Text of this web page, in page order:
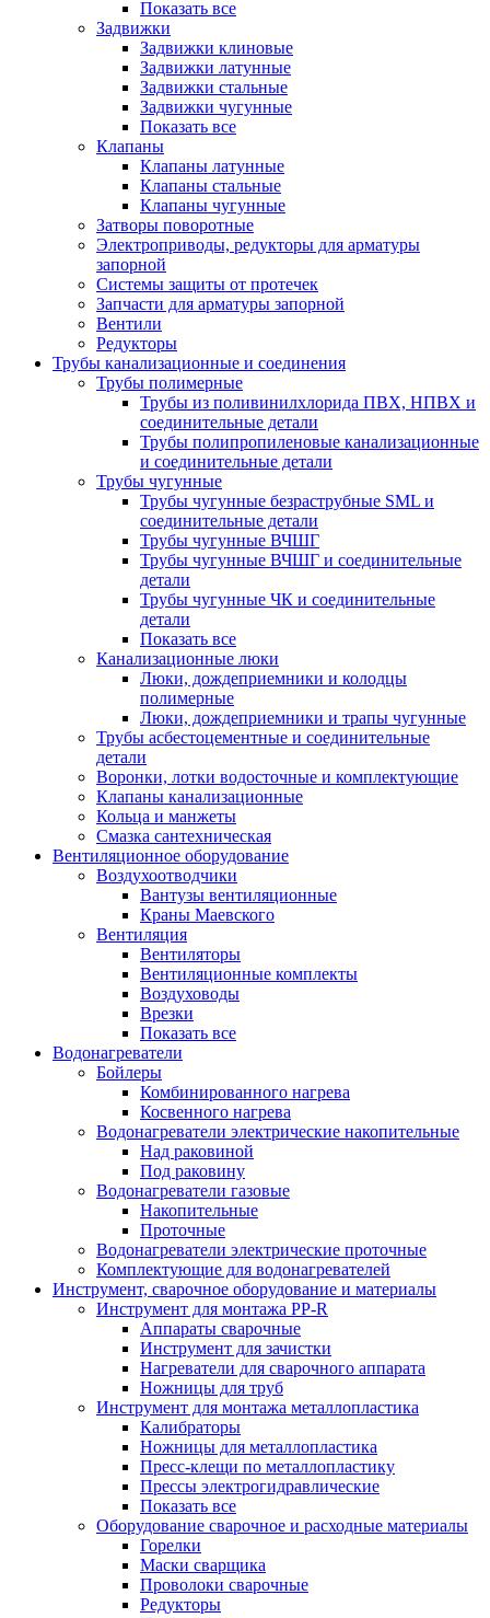
Показать все
Задвижки
Задвижки клиновые
Задвижки латунные
Задвижки стальные
Задвижки чугунные
Показать все
Клапаны
Клапаны латунные
Клапаны стальные
Клапаны чугунные
Затворы поворотные
Электроприводы, редукторы для арматуры
запорной
Системы защиты от протечек
Запчасти для арматуры запорной
Вентили
Редукторы
Трубы канализационные и соединения
Трубы полимерные
Трубы из поливинилхлорида ПВХ, НПВХ и
соединительные детали
Трубы полипропиленовые канализационные
и соединительные детали
Трубы чугунные
Трубы чугунные безраструбные SML и
соединительные детали
Трубы чугунные ВЧШГ
Трубы чугунные ВЧШГ и соединительные
детали
Трубы чугунные ЧК и соединительные
детали
Показать все
Канализационные люки
Люки, дождеприемники и колодцы
полимерные
Люки, дождеприемники и трапы чугунные
Трубы асбестоцементные и соединительные
детали
Воронки, лотки водосточные и комплектующие
Клапаны канализационные
Кольца и манжеты
Смазка сантехническая
Вентиляционное оборудование
Воздухоотводчики
Вантузы вентиляционные
Краны Маевского
Вентиляция
Вентиляторы
Вентиляционные комплекты
Воздуховоды
Врезки
Показать все
Водонагреватели
Бойлеры
Комбинированного нагрева
Косвенного нагрева
Водонагреватели электрические накопительные
Над раковиной
Под раковину
Водонагреватели газовые
Накопительные
Проточные
Водонагреватели электрические проточные
Комплектующие для водонагревателей
Инструмент, сварочное оборудование и материалы
Инструмент для монтажа PP-R
Аппараты сварочные
Инструмент для зачистки
Нагреватели для сварочного аппарата
Ножницы для труб
Инструмент для монтажа металлопластика
Калибраторы
Ножницы для металлопластика
Пресс-клещи по металлопластику
Прессы электрогидравлические
Показать все
Оборудование сварочное и расходные материалы
Горелки
Маски сварщика
Проволоки сварочные
Редукторы